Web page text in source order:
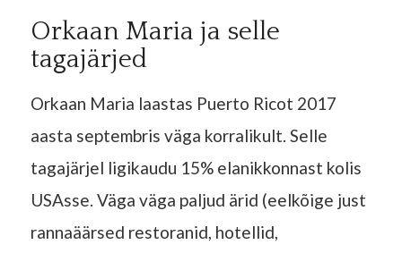
Orkaan Maria ja selle
tagajärjed
Orkaan Maria laastas Puerto Ricot 2017
aasta septembris väga korralikult. Selle
tagajärjel ligikaudu 15% elanikkonnast kolis
USAsse. Väga väga paljud ärid (eelkõige just
rannaäärsed restoranid, hotellid,